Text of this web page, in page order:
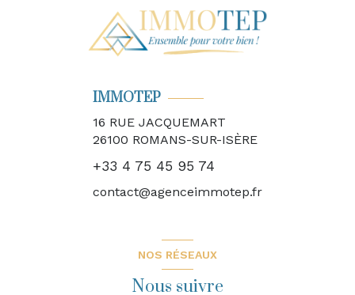
IMMOTEP
16 RUE JACQUEMART
26100 ROMANS-SUR-ISÈRE
+33 4 75 45 95 74
contact@agenceimmotep.fr
NOS RÉSEAUX
Nous suivre